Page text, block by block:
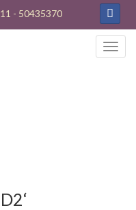
- 50435370